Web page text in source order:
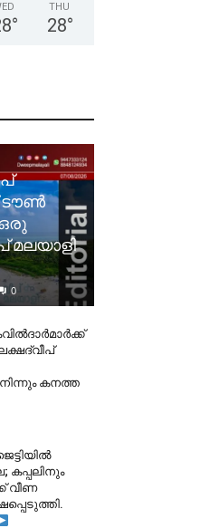
°
THU
28°
ടൗൺ
ഒരു
മലയാളി
0
കനത്ത
കപ്പലിനും
വീണ